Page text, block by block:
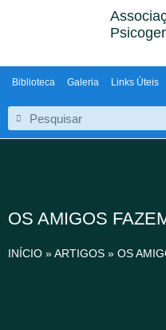
Biblioteca Galeria Links Úteis
OS AMIGOS
INÍCIO »ARTIGOS » OS